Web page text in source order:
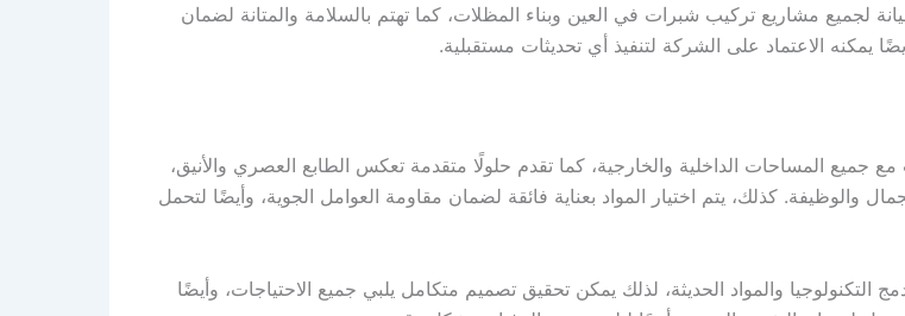
لجميع مشاريع تركيب شبرات في العين وبناء المظلات، كما تهتم بالسلامة والمتانة لضمان
يمكنه الاعتماد على الشركة لتنفيذ أي تحديثات مستقبلية.
المساحات الداخلية والخارجية، كما تقدم حلولًا متقدمة تعكس الطابع العصري والأنيق،
والوظيفة. كذلك، يتم اختيار المواد بعناية فائقة لضمان مقاومة العوامل الجوية، وأيضًا لتحمل
والمواد الحديثة، لذلك يمكن تحقيق تصميم متكامل يلبي جميع الاحتياجات، وأيضًا